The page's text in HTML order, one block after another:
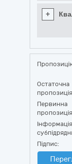
+
Остаточна
Первинна
Підпис: